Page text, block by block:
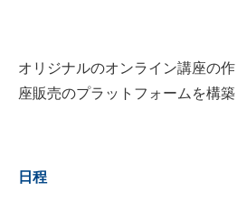
オリジナルのオンライン講座の
座販売のプラットフォームを構築
日程